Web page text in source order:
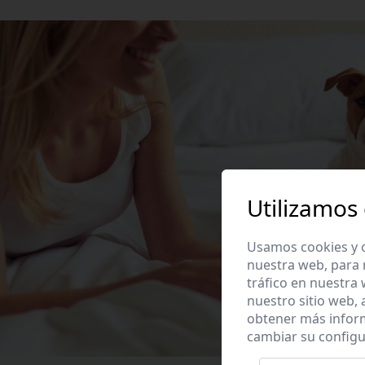
Utilizamos
Usamos cookies
nuestra web, para
tráfico en nuestra
nuestro sitio web,
obtener más
cambiar su